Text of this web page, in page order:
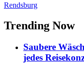
Rendsburg
Trending Now
Saubere
jedes